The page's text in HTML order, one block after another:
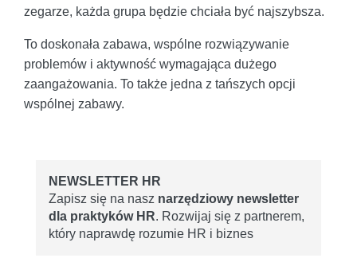
zegarze, każda grupa będzie chciała być najszybsza.
To doskonała zabawa, wspólne rozwiązywanie
problemów i aktywność wymagająca dużego
zaangażowania. To także jedna z tańszych opcji
wspólnej zabawy.
NEWSLETTER HR
Zapisz się na nasz narzędziowy newsletter
dla praktyków HR. Rozwijaj się z partnerem,
który naprawdę rozumie HR i biznes